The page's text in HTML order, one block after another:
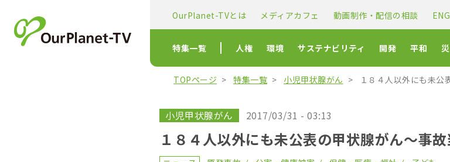
OurPlanet-TVとは メディアカフェ 動画制作・配信の相談 ENG
特集一覧 人権 環境 サステナビリティ 開発 平和
TOPページ 特集一覧 小児甲状腺がん １８４人以外にも未公
小児甲状腺がん 2017/03/31 - 03:13
１８４人以外にも未公表の甲状腺がん〜事